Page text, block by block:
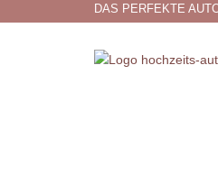
DAS PERFEKTE